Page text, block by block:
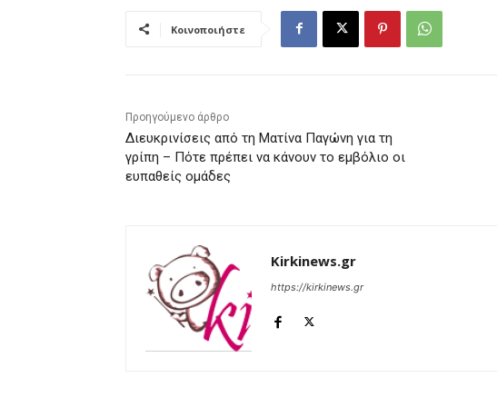
Κοινοποιήστε
Προηγούμενο άρθρο
Διευκρινίσεις από τη Ματίνα Παγώνη για τη
γρίπη – Πότε πρέπει να κάνουν το εμβόλιο οι
ευπαθείς ομάδες
Kirkinews.gr
https://kirkinews.gr